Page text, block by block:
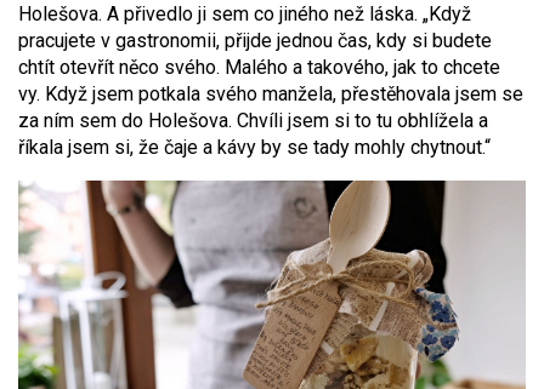
Holešova. A přivedlo ji sem co jiného než láska. „Když
pracujete v gastronomii, přijde jednou čas, kdy si budete
chtít otevřít něco svého. Malého a takového, jak to chcete
vy. Když jsem potkala svého manžela, přestěhovala jsem se
za ním sem do Holešova. Chvíli jsem si to tu obhlížela a
říkala jsem si, že čaje a kávy by se tady mohly chytnout.“